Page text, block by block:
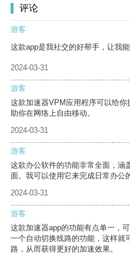
评论
游客
这款app是我社交的好帮手，让我
2024-03-31
游客
这款加速器VPM应用程序可以给
助你在网络上自由移动。
2024-03-31
游客
这款办公软件的功能非常全面，涵
面。我可以使用它来完成日常办公
2024-03-31
游客
这款加速器app的功能有点单一，
一个自动切换线路的功能，这样就
路，从而获得更好的加速效果。